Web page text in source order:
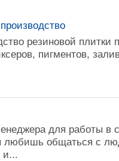
резиновой
пигментов,
для работы в
любишь общаться с
и...